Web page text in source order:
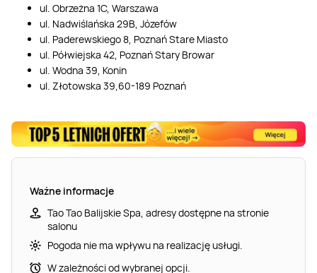
ul. Obrzeżna 1C, Warszawa
ul. Nadwiślańska 29B, Józefów
ul. Paderewskiego 8, Poznań Stare Miasto
ul. Półwiejska 42, Poznań Stary Browar
ul. Wodna 39, Konin
ul. Złotowska 39,60-189 Poznań
Ważne informacje
Tao Tao Balijskie Spa, adresy dostępne na stronie
salonu
Pogoda nie ma wpływu na realizację usługi.
W zależności od wybranej opcji.